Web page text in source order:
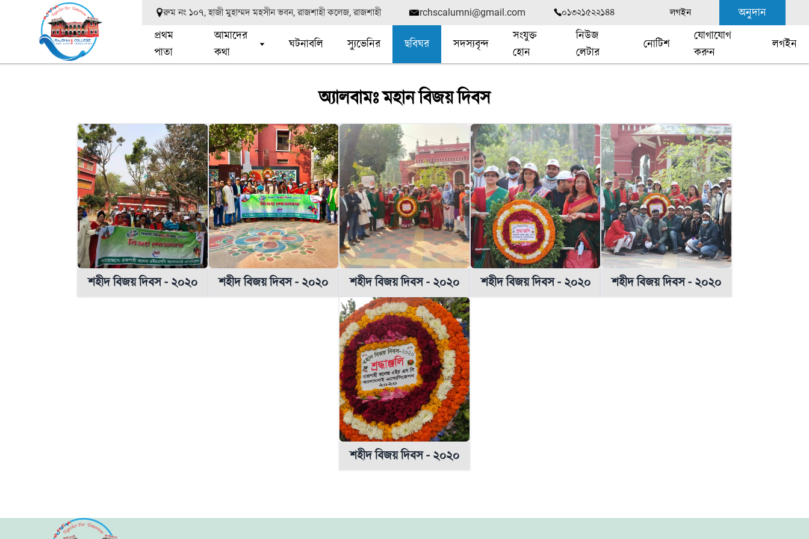
রুম নং ১০৭, হাজী মুহাম্মদ মহসীন ভবন, রাজশাহী কলেজ, রাজশাহী rchscalumni@gmail.com ০১৩২১৫২২১৪৪ লগইন
অনুদান
প্রথম
পাতা
আমাদের
কথা
ঘটনাবলি স্যুভেনির ছবিঘর সদস্যবৃন্দ
সংযুক্ত
হোন
নিউজ
লেটার
নোটিশ
যোগাযোগ
করুন
লগইন
অ্যালবামঃ মহান বিজয় দিবস
শহীদ বিজয় দিবস - ২০২০ শহীদ বিজয় দিবস - ২০২০ শহীদ বিজয় দিবস - ২০২০ শহীদ বিজয় দিবস - ২০২০ শহীদ বিজয় দিবস - ২০২০
শহীদ বিজয় দিবস - ২০২০